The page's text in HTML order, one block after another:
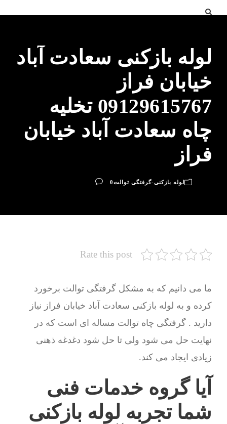
لوله بازکنی سعادت آباد
خیابان فراز
09129615767 تخلیه
چاه سعادت آباد خیابان
فراز
لوله بازکنی-گرفتگی توالت0
Rate this post
ما می دانیم که به مشکل گرفتگی توالت برخورد
کرده و به لوله بازکنی سعادت آباد خیابان فراز نیاز
دارید . گرفتگی چاه توالت مساله ای است که در
نهایت حل می شود ولی تا حل شود دغدغه ذهنی
زیادی ایجاد می کند.
آیا گروه خدمات فنی
شما تجربه لوله بازکنی